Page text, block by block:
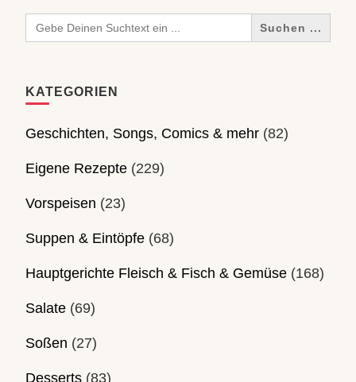
Search
for:
KATEGORIEN
Geschichten, Songs, Comics & mehr (82)
Eigene Rezepte (229)
Vorspeisen (23)
Suppen & Eintöpfe (68)
Hauptgerichte Fleisch & Fisch & Gemüse (168)
Salate (69)
Soßen (27)
Desserts (83)